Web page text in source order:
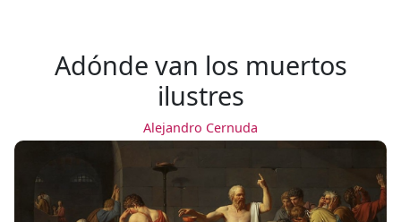
Adónde van los muertos
ilustres
Alejandro Cernuda